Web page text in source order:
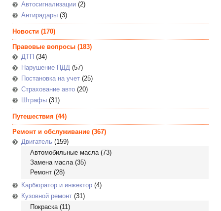
Автосигнализации (2)
Антирадары (3)
Новости (170)
Правовые вопросы (183)
ДТП (34)
Нарушение ПДД (57)
Постановка на учет (25)
Страхование авто (20)
Штрафы (31)
Путешествия (44)
Ремонт и обслуживание (367)
Двигатель (159)
Автомобильные масла(73)
Замена масла(35)
Ремонт (28)
Карбюратор и инжектор (4)
Кузовной ремонт (31)
Покраска(11)